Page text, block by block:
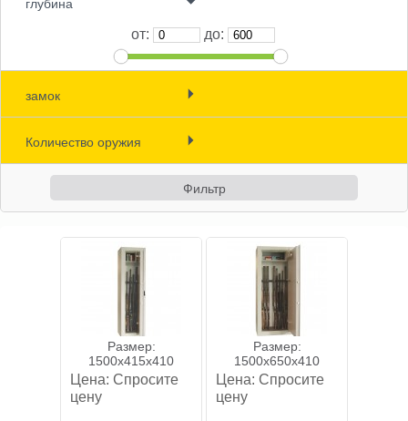
глубина
от: до:
замок
Количество оружия
(2)
(10)
Размер:
1500x415x410
Цена: Спросите
цену
Размер:
1500x650x410
Цена: Спросите
цену
Индивидуальные сейфы ()
Денежные хранилища и
бронированные двери (0)
Bойти
Зарегистрироваться